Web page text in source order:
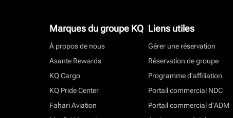
Marques du groupe KQ
À propos de nous
Asante Rewards
KQ Cargo
KQ Pride Center
Fahari Aviation
Liens utiles
Gérer une réservation
Réservation de groupe
Programme d'affiliation
Portail commercial NDC
Portail commercial d’ADM